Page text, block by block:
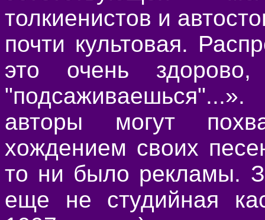
толкиенистов и
почти культовая.
это очень
авторы могут
хождением своих
то ни было рекламы.
еще не студийная